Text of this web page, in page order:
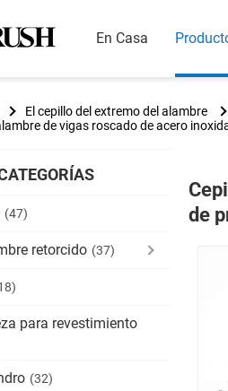
En Casa
El cepillo del extremo del alambre
de vigas roscado de acero
(47)
retorcido (37)
para revestimiento
(32)
de